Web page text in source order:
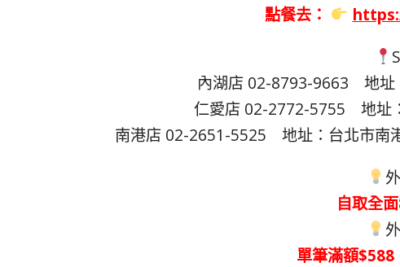
點餐去：
內湖店 02-8793-9663 地址
仁愛店 02-2772-5755 地址
南港店 02-2651-5525 地址：台北市南
自取全
單筆滿額$588